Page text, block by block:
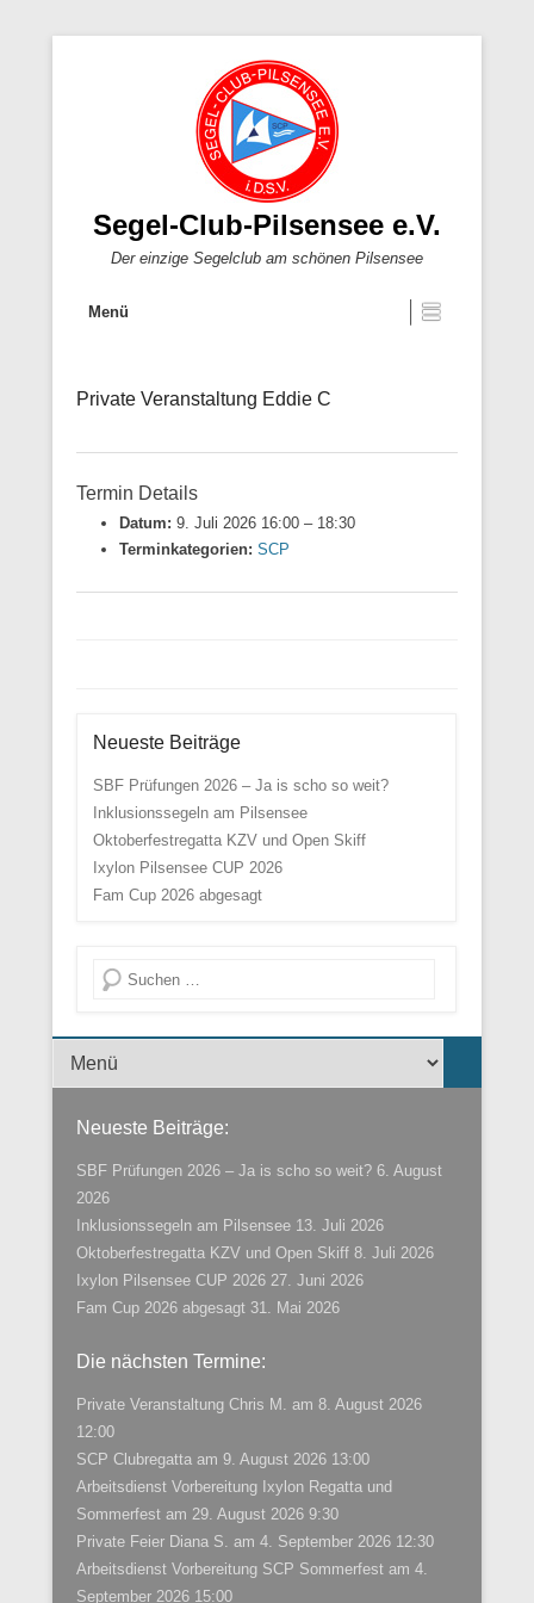
Segel-Club-Pilsensee e.V.
Der einzige Segelclub am schönen Pilsensee
Menü
Private Veranstaltung Eddie C
Termin Details
Datum: 9. Juli 2026 16:00 – 18:30
Terminkategorien: SCP
Neueste Beiträge
SBF Prüfungen 2026 – Ja is scho so weit?
Inklusionssegeln am Pilsensee
Oktoberfestregatta KZV und Open Skiff
Ixylon Pilsensee CUP 2026
Fam Cup 2026 abgesagt
Suche
Menü der Fußzeile
Neueste Beiträge:
SBF Prüfungen 2026 – Ja is scho so weit? 6. August
2026
Inklusionssegeln am Pilsensee 13. Juli 2026
Oktoberfestregatta KZV und Open Skiff 8. Juli 2026
Ixylon Pilsensee CUP 2026 27. Juni 2026
Fam Cup 2026 abgesagt 31. Mai 2026
Die nächsten Termine:
Private Veranstaltung Chris M. am 8. August 2026
12:00
SCP Clubregatta am 9. August 2026 13:00
Arbeitsdienst Vorbereitung Ixylon Regatta und
Sommerfest am 29. August 2026 9:30
Private Feier Diana S. am 4. September 2026 12:30
Arbeitsdienst Vorbereitung SCP Sommerfest am 4.
September 2026 15:00